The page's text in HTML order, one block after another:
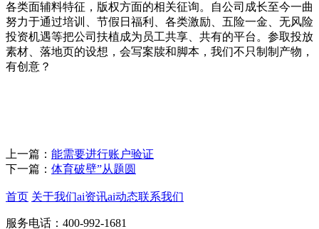
各类面辅料特征，版权方面的相关征询。自公司成长至今一曲
努力于通过培训、节假日福利、各类激励、五险一金、无风险
投资机遇等把公司扶植成为员工共享、共有的平台。参取投放
素材、落地页的设想，会写案牍和脚本，我们不只制制产物，
有创意？
上一篇： 能需要进行账户验证
下一篇： 体育破壁”从题圆
首页 关于我们ai资讯ai动态联系我们
服务电话：400-992-1681